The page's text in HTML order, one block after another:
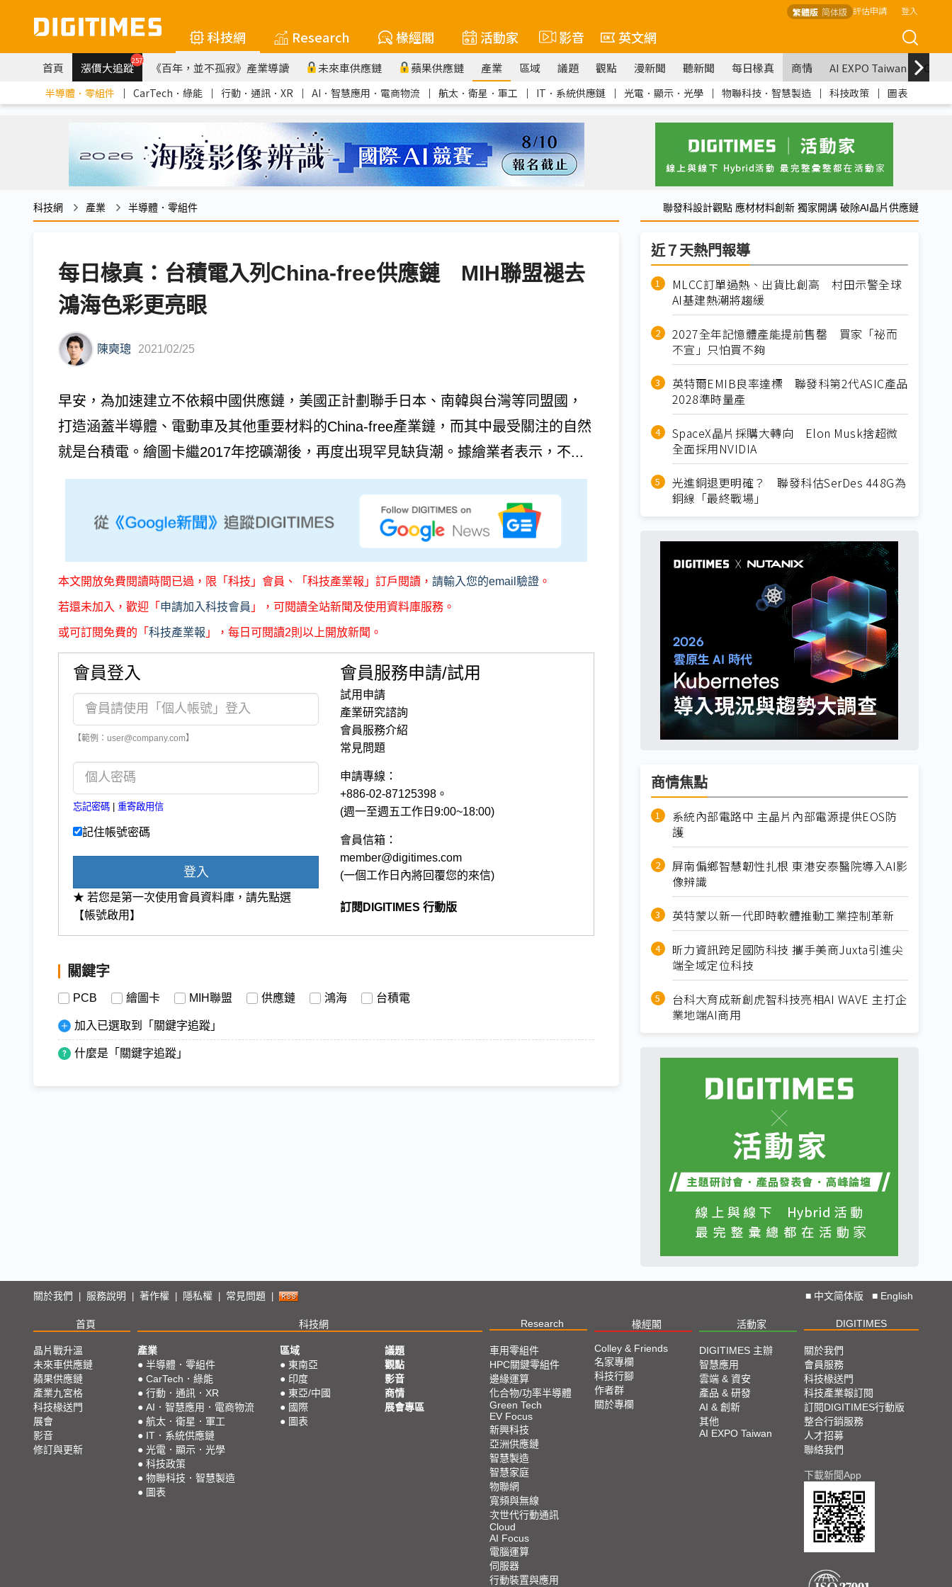
繁體版 简体版 評估申請 登入
科技網 Research 椽經閣 活動家 影音 英文網
首頁 漲價大追蹤257 《百年，並不孤寂》產業導讀 未來車供應鏈 蘋果供應鏈 產業 區域 議題 觀點 漫新聞 聽新聞 每日椽真 商情 AI EXPO Taiwan
半導體．零組件 ｜ CarTech．綠能 ｜ 行動．通訊．XR ｜ AI．智慧應用．電商物流 ｜ 航太．衛星．軍工 ｜ IT．系統供應鏈 ｜ 光電．顯示．光學 ｜ 物聯科技．智慧製造 ｜ 科技政策 ｜ 圖表
科技網 產業 半導體．零組件 聯發科設計觀點 應材材料創新 獨家開講 破除AI晶片供應鏈
每日椽真：台積電入列China-free供應鏈 MIH聯盟褪去
鴻海色彩更亮眼
陳奭璁 2021/02/25
早安，為加速建立不依賴中國供應鏈，美國正計劃聯手日本、南韓與台灣等同盟國，
打造涵蓋半導體、電動車及其他重要材料的China-free產業鏈，而其中最受關注的自然
就是台積電。繪圖卡繼2017年挖礦潮後，再度出現罕見缺貨潮。據繪業者表示，不...
本文開放免費閱讀時間已過，限「科技」會員、「科技產業報」訂戶閱讀， 請輸入您的email驗證 。
若還未加入，歡迎「 申請加入科技會員 」，可閱讀全站新聞及使用資料庫服務。
或可訂閱免費的「 科技產業報 」，每日可閱讀2則以上開放新聞。
會員登入
【範例：user@company.com】
忘記密碼 重寄啟用信
記住帳號密碼
登入
★ 若您是第一次使用會員資料庫，請先點選
【帳號啟用】
會員服務申請/試用
試用申請
產業研究諮詢
會員服務介紹
常見問題
申請專線：
+886-02-87125398。
(週一至週五工作日9:00~18:00)
會員信箱：
member@digitimes.com
(一個工作日內將回覆您的來信)
訂閱DIGITIMES 行動版
關鍵字
PCB 繪圖卡 MIH聯盟 供應鏈 鴻海 台積電
加入已選取到「關鍵字追蹤」
什麼是「關鍵字追蹤」
近７天熱門報導
MLCC訂單過熱、出貨比創高 村田示警全球
AI基建熱潮將趨緩
2027全年記憶體產能提前售罄 買家「祕而
不宣」只怕買不夠
英特爾EMIB良率達標 聯發科第2代ASIC產品
2028準時量產
SpaceX晶片採購大轉向 Elon Musk捨超微
全面採用NVIDIA
光進銅退更明確？ 聯發科估SerDes 448G為
銅線「最終戰場」
商情焦點
系統內部電路中 主晶片內部電源提供EOS防
護
屏南偏鄉智慧韌性扎根 東港安泰醫院導入AI影
像辨識
英特蒙以新一代即時軟體推動工業控制革新
昕力資訊跨足國防科技 攜手美商Juxta引進尖
端全域定位科技
台科大育成新創虎智科技亮相AI WAVE 主打企
業地端AI商用
關於我們 服務說明 著作權 隱私權 常見問題 ■ 中文简体版 ■ English
首頁 科技網 Research 椽經閣 活動家 DIGITIMES
晶片戰升溫
未來車供應鏈
蘋果供應鏈
產業九宮格
科技椽送門
展會
影音
修訂與更新
產業
● 半導體．零組件
● CarTech．綠能
● 行動．通訊．XR
● AI．智慧應用．電商物流
● 航太．衛星．軍工
● IT．系統供應鏈
● 光電．顯示．光學
● 科技政策
● 物聯科技．智慧製造
● 圖表
區域
● 東南亞
● 印度
● 東亞/中國
● 國際
● 圖表
議題
觀點
影音
商情
展會專區
車用零組件
HPC關鍵零組件
邊緣運算
化合物/功率半導體
Green Tech
EV Focus
新興科技
亞洲供應鏈
智慧製造
智慧家庭
物聯網
寬頻與無線
次世代行動通訊
Cloud
AI Focus
電腦運算
伺服器
行動裝置與應用
Colley & Friends
名家專欄
科技行腳
作者群
關於專欄
DIGITIMES 主辦
智慧應用
雲端 & 資安
產品 & 研發
AI & 創新
其他
AI EXPO Taiwan
關於我們
會員服務
科技椽送門
科技產業報訂閱
訂閱DIGITIMES行動版
整合行銷服務
人才招募
聯絡我們
下載新聞App